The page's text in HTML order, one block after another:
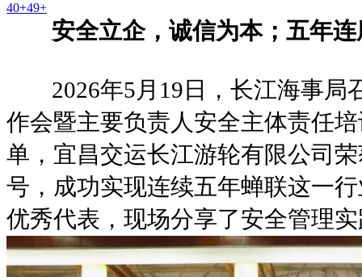
40+49+
安全立企，诚信为本；五年
2026年5月19日，长江海事局
作会暨主要负责人安全主体责任
单，宜昌交运长江游轮有限公司
号，成功实现连续五年蝉联这一
优秀代表，现场分享了安全管理